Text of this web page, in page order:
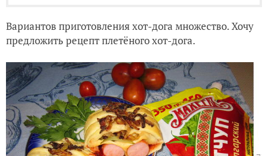
Вариантов приготовления хот-дога множество. Хочу
предложить рецепт плетёного хот-дога.